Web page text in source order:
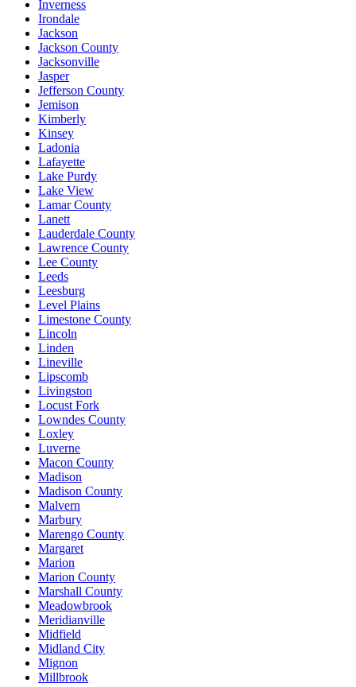
Inverness
Irondale
Jackson
Jackson County
Jacksonville
Jasper
Jefferson County
Jemison
Kimberly
Kinsey
Ladonia
Lafayette
Lake Purdy
Lake View
Lamar County
Lanett
Lauderdale County
Lawrence County
Lee County
Leeds
Leesburg
Level Plains
Limestone County
Lincoln
Linden
Lineville
Lipscomb
Livingston
Locust Fork
Lowndes County
Loxley
Luverne
Macon County
Madison
Madison County
Malvern
Marbury
Marengo County
Margaret
Marion
Marion County
Marshall County
Meadowbrook
Meridianville
Midfield
Midland City
Mignon
Millbrook